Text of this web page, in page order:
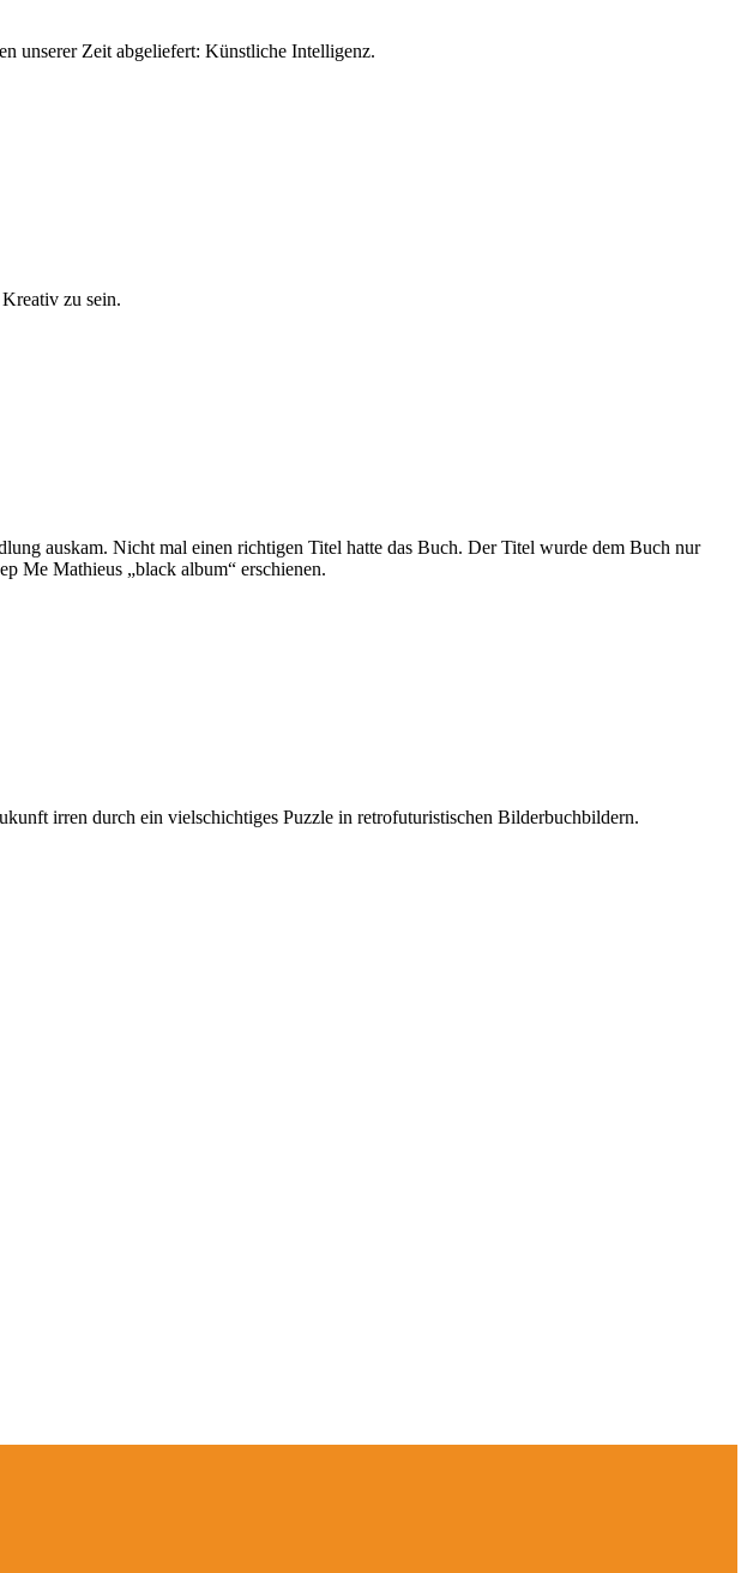
unserer Zeit abgeliefert: Künstliche Intelligenz.
zu sein.
auskam. Nicht mal einen richtigen Titel hatte das Buch. Der Titel wurde dem Buch nur
Me Mathieus „black album“ erschienen.
irren durch ein vielschichtiges Puzzle in retrofuturistischen Bilderbuchbildern.